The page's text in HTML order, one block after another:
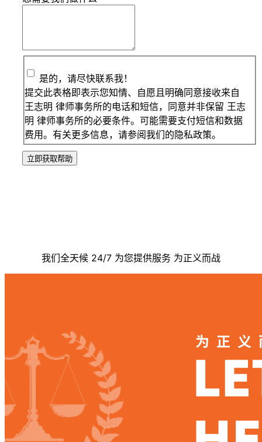
是的，请尽快联系我！
提交此表格即表示您知情、自愿且明确同意接收来自
王志明 律师事务所的电话和短信，同意并非保留 王志
明 律师事务所的必要条件。可能需要支付短信和数据
费用。有关更多信息，请参阅我们的隐私政策。
立即获取帮助
我们全天候 24/7 为您提供服务 为正义而战